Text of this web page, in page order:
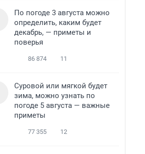
По погоде 3 августа можно
определить, каким будет
декабрь, — приметы и
поверья
86 874 11
Суровой или мягкой будет
зима, можно узнать по
погоде 5 августа — важные
приметы
77 355 12